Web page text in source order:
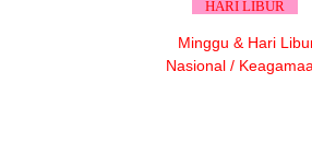
HARI LIBUR
Minggu & Hari
Nasional /